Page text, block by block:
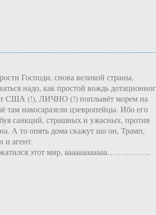
Господи, снова великой страны,
надо, как простой вождь
США (!), ЛИЧНО (!) поплывёт морем на
там накосаразели цэевропейцы. Ибо его
санкций, страшных и ужасных, против
А то опять дома скажут шо он, Трамп,
и агент.
этот мир, аааааааааааа…………….